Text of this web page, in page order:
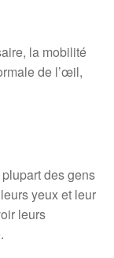
la mobilité
de l’œil,
des gens
yeux et leur
leurs